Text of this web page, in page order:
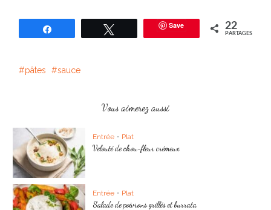
Save 22
PARTAGES
pâtes sauce
Vous aimerez aussi
Entrée • Plat
Velouté de chou-fleur crémeux
Entrée • Plat
Salade de poivrons grillés et burrata